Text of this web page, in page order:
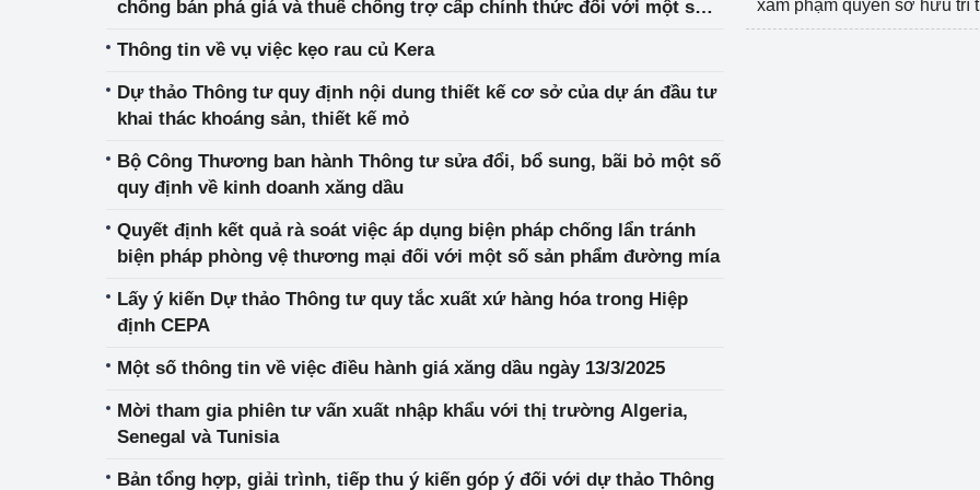
chống bán phá giá và thuế chống trợ cấp chính thức đối với một số
Thông tin về vụ việc kẹo rau củ Kera
Dự thảo Thông tư quy định nội dung thiết kế cơ sở của dự án đầu tư
khai thác khoáng sản, thiết kế mỏ
Bộ Công Thương ban hành Thông tư sửa đổi, bổ sung, bãi bỏ một số
quy định về kinh doanh xăng dầu
Quyết định kết quả rà soát việc áp dụng biện pháp chống lẩn tránh
biện pháp phòng vệ thương mại đối với một số sản phẩm đường mía
Lấy ý kiến Dự thảo Thông tư quy tắc xuất xứ hàng hóa trong Hiệp
định CEPA
Một số thông tin về việc điều hành giá xăng dầu ngày 13/3/2025
Mời tham gia phiên tư vấn xuất nhập khẩu với thị trường Algeria,
Senegal và Tunisia
Bản tổng hợp, giải trình, tiếp thu ý kiến góp ý đối với dự thảo Thông
xâm phạm quyền sở hữu trí